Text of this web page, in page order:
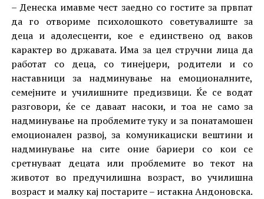
– Денеска имавме чест заедно со гостите за првпат
да го отвориме психолошкото советувалиште за
деца и адолесценти, кое е единствено од ваков
карактер во државата. Има за цел стручни лица да
работат со деца, со тинејџери, родители и со
наставници за надминување на емоционалните,
семејните и училишните предизвици. Ќе се водат
разговори, ќе се даваат насоки, и тоа не само за
надминување на проблемите туку и за понатамошен
емоционален развој, за комуникациски вештини и
надминување на сите оние бариери со кои се
сретнуваат децата или проблемите во текот на
животот во предучилишна возраст, во училишна
возраст и малку кај постарите – истакна Андоновска.